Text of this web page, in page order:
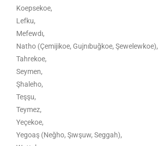
Koepsekoe,
Lefku,
Mefewdı,
Natho (Çemijikoe, Gujnıbuğkoe, Şewelewkoe),
Tahrekoe,
Seymen,
Şhaleho,
Teşşu,
Teymez,
Yeçekoe,
Yegoaş (Neğho, Şıwşuw, Seggah),